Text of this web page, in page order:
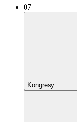
07
Kongresy